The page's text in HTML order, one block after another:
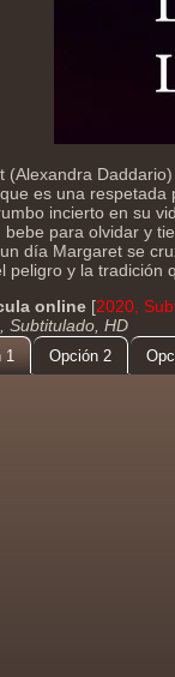
(Alexandra
es una
incierto en su
bebe para olvidar y
día Margaret se
peligro y la tradición
online [2020,
Subtitulado, HD
1 Opción 2